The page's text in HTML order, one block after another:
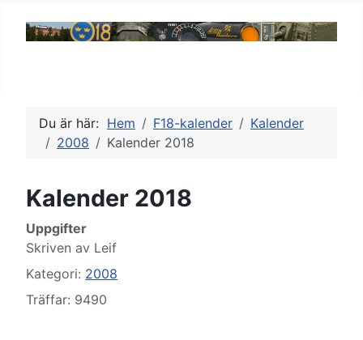
Du är här: Hem F18-kalender
Kalender
2008
Kalender 2018
Kalender 2018
Uppgifter
Skriven av Leif
Kategori: 2008
Träffar: 9490